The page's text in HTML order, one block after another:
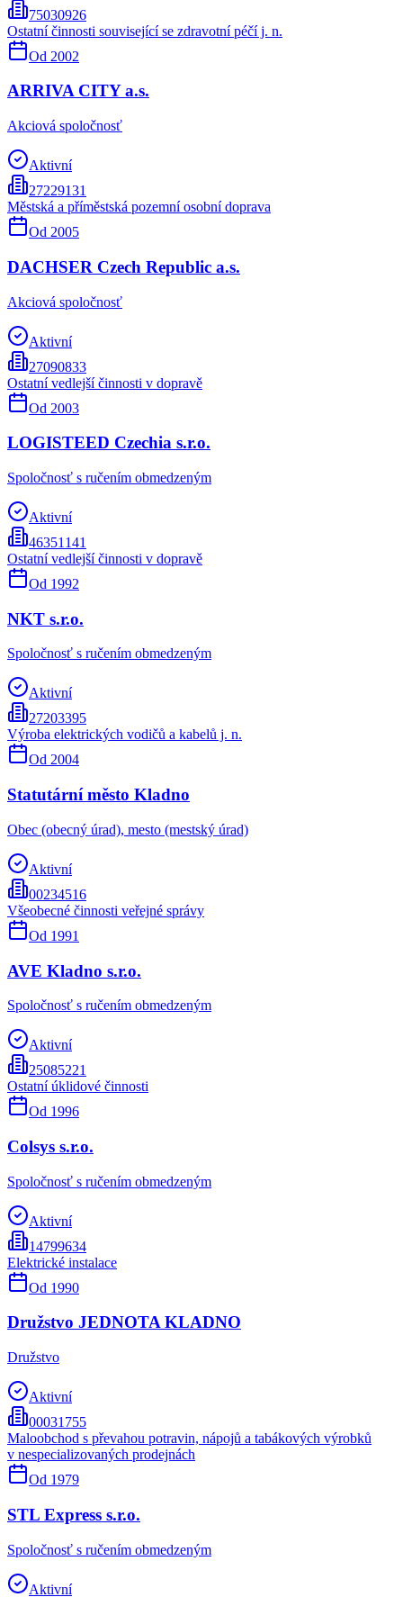
75030926
Ostatní činnosti související se zdravotní péčí j. n.
Od 2002
ARRIVA CITY a.s.
Akciová spoločnosť
Aktivní
27229131
Městská a příměstská pozemní osobní doprava
Od 2005
DACHSER Czech Republic a.s.
Akciová spoločnosť
Aktivní
27090833
Ostatní vedlejší činnosti v dopravě
Od 2003
LOGISTEED Czechia s.r.o.
Spoločnosť s ručením obmedzeným
Aktivní
46351141
Ostatní vedlejší činnosti v dopravě
Od 1992
NKT s.r.o.
Spoločnosť s ručením obmedzeným
Aktivní
27203395
Výroba elektrických vodičů a kabelů j. n.
Od 2004
Statutární město Kladno
Obec (obecný úrad), mesto (mestský úrad)
Aktivní
00234516
Všeobecné činnosti veřejné správy
Od 1991
AVE Kladno s.r.o.
Spoločnosť s ručením obmedzeným
Aktivní
25085221
Ostatní úklidové činnosti
Od 1996
Colsys s.r.o.
Spoločnosť s ručením obmedzeným
Aktivní
14799634
Elektrické instalace
Od 1990
Družstvo JEDNOTA KLADNO
Družstvo
Aktivní
00031755
Maloobchod s převahou potravin, nápojů a tabákových výrobků
v nespecializovaných prodejnách
Od 1979
STL Express s.r.o.
Spoločnosť s ručením obmedzeným
Aktivní